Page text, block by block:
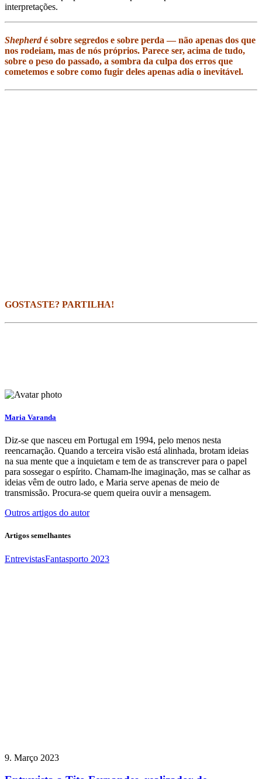
interpretações.
Shepherdé sobre segredos e sobre perda — não apenas dos que
nos rodeiam, mas de nós próprios. Parece ser, acima de tudo,
sobre o peso do passado, a sombra da culpa dos erros que
cometemos e sobre como fugir deles apenas adia o inevitável.
GOSTASTE? PARTILHA!
Maria Varanda
Diz-se que nasceu em Portugal em 1994, pelo menos nesta
reencarnação. Quando a terceira visão está alinhada, brotam ideias
na sua mente que a inquietam e tem de as transcrever para o papel
para sossegar o espírito. Chamam-lhe imaginação, mas se calhar as
ideias vêm de outro lado, e Maria serve apenas de meio de
transmissão. Procura-se quem queira ouvir a mensagem.
Outros artigos do autor
Artigos semelhantes
EntrevistasFantasporto 2023
9. Março 2023